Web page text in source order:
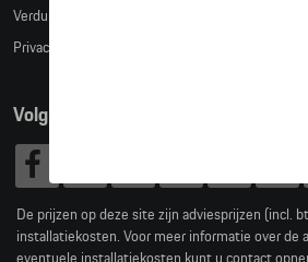
Verduidelijking kledingmaten
Privacybeleid
Volg Ons
De prijzen op deze site zijn adviesprijzen (incl.
installatiekosten. Voor meer informatie over de
eventuele installatiekosten kunt u contact